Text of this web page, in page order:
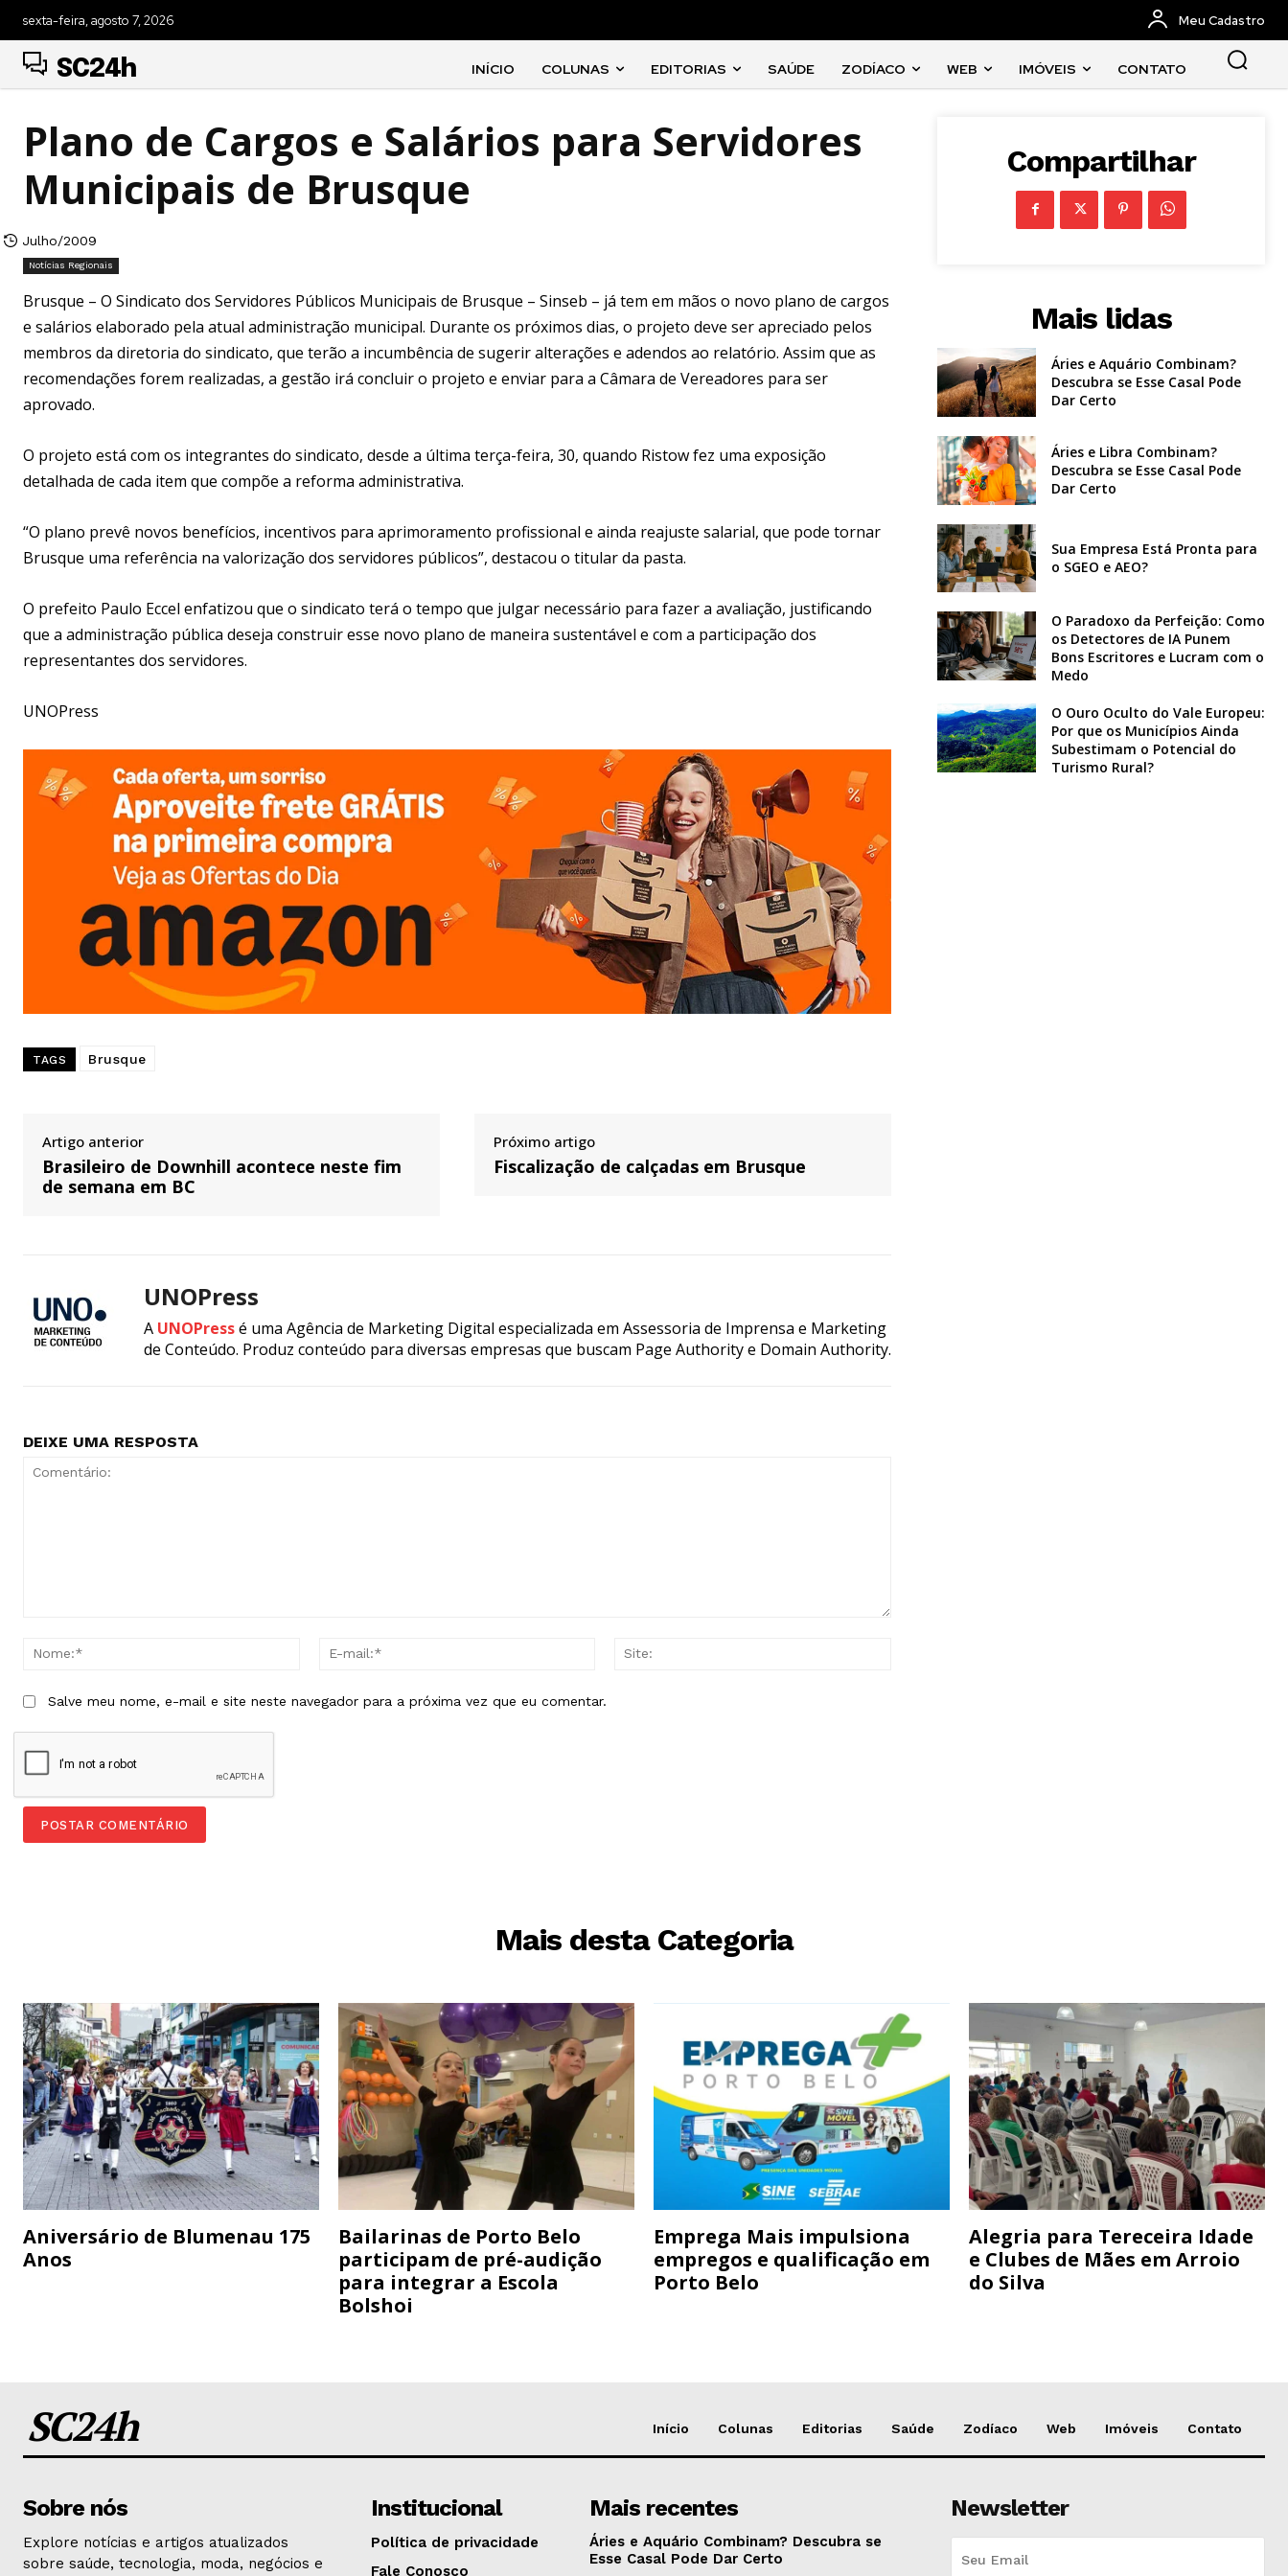
sexta-feira, agosto 7, 2026 Meu Cadastro
SC24h INÍCIO COLUNAS EDITORIAS SAÚDE ZODÍACO WEB IMÓVEIS CONTATO
Plano de Cargos e Salários para Servidores
Municipais de Brusque
Julho/2009
Notícias Regionais
Brusque – O Sindicato dos Servidores Públicos Municipais de Brusque – Sinseb – já tem em mãos o novo plano de cargos
e salários elaborado pela atual administração municipal. Durante os próximos dias, o projeto deve ser apreciado pelos
membros da diretoria do sindicato, que terão a incumbência de sugerir alterações e adendos ao relatório. Assim que as
recomendações forem realizadas, a gestão irá concluir o projeto e enviar para a Câmara de Vereadores para ser
aprovado.
O projeto está com os integrantes do sindicato, desde a última terça-feira, 30, quando Ristow fez uma exposição
detalhada de cada item que compõe a reforma administrativa.
“O plano prevê novos benefícios, incentivos para aprimoramento profissional e ainda reajuste salarial, que pode tornar
Brusque uma referência na valorização dos servidores públicos”, destacou o titular da pasta.
O prefeito Paulo Eccel enfatizou que o sindicato terá o tempo que julgar necessário para fazer a avaliação, justificando
que a administração pública deseja construir esse novo plano de maneira sustentável e com a participação dos
representantes dos servidores.
UNOPress
TAGS Brusque
Artigo anterior
Brasileiro de Downhill acontece neste fim
de semana em BC
Próximo artigo
Fiscalização de calçadas em Brusque
UNOPress
A UNOPressé uma Agência de Marketing Digital especializada em Assessoria de Imprensa e Marketing
de Conteúdo. Produz conteúdo para diversas empresas que buscam Page Authority e Domain Authority.
DEIXE UMA RESPOSTA
Nome:*
Salve meu nome, e-mail e site neste navegador para a próxima vez que eu comentar.
Compartilhar
Mais lidas
Áries e Aquário Combinam?
Descubra se Esse Casal Pode
Dar Certo
Áries e Libra Combinam?
Descubra se Esse Casal Pode
Dar Certo
Sua Empresa Está Pronta para
o SGEO e AEO?
O Paradoxo da Perfeição: Como
os Detectores de IA Punem
Bons Escritores e Lucram com o
Medo
O Ouro Oculto do Vale Europeu:
Por que os Municípios Ainda
Subestimam o Potencial do
Turismo Rural?
Mais desta Categoria
Aniversário de Blumenau 175
Anos
Bailarinas de Porto Belo
participam de pré-audição
para integrar a Escola
Bolshoi
Emprega Mais impulsiona
empregos e qualificação em
Porto Belo
Alegria para Tereceira Idade
e Clubes de Mães em Arroio
do Silva
SC24h Início Colunas Editorias Saúde Zodíaco Web Imóveis Contato
Sobre nós
Explore notícias e artigos atualizados
sobre saúde, tecnologia, moda, negócios e
Institucional
Política de privacidade
Fale Conosco
Mais recentes
Áries e Aquário Combinam? Descubra se
Esse Casal Pode Dar Certo
Newsletter